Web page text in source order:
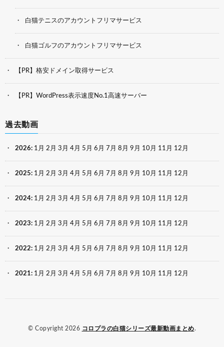
白猫テニスのアカウントフリマサービス
白猫ゴルフのアカウントフリマサービス
【PR】格安ドメイン取得サービス
【PR】WordPress表示速度No.1高速サーバー
過去動画
2026: 1月 2月 3月 4月 5月 6月 7月 8月 9月 10月 11月 12月
2025: 1月 2月 3月 4月 5月 6月 7月 8月 9月 10月 11月 12月
2024: 1月 2月 3月 4月 5月 6月 7月 8月 9月 10月 11月 12月
2023: 1月 2月 3月 4月 5月 6月 7月 8月 9月 10月 11月 12月
2022: 1月 2月 3月 4月 5月 6月 7月 8月 9月 10月 11月 12月
2021: 1月 2月 3月 4月 5月 6月 7月 8月 9月 10月 11月 12月
© Copyright 2026 コロプラの白猫シリーズ最新動画まとめ.